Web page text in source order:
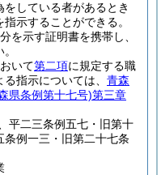
をしている者があるとき
示することができる。
を示す証明書を携帯し、
いて第二項に規定する職
指示については、 青森
県条例第十七号)第三章
平二三条例五七・旧第十
例一三・旧第二十七条